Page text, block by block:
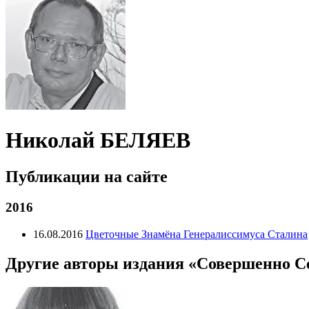
Николай БЕЛЯЕВ
Публикации на сайте
2016
16.08.2016 Цветочные Знамёна Генералиссимуса Сталина
Другие авторы издания «Совершенно